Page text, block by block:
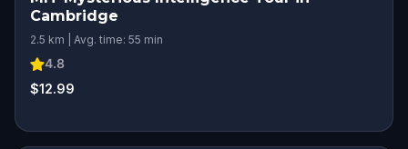
Cambridge
2.5 km | Avg. time: 55 min
4.8
$12.99